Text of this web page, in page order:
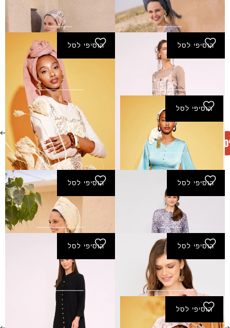
שמלת אדרת - כחול
₪280.00₪140.00
שמלת איילת - שמנת
280.00₪
הוסיפי לסל
שמלת אימרי - ירוק
₪180.00
הוסיפי לסל
שמלת אימרי - צהוב
₪180.00
הוסיפי לסל
שמלת אלוני
₪275.00
הוסיפי לסל
שמלת דורון - סגול
260.00₪182.00
הוסיפי לסל
שמלת הזורע - ירוק-בהיר
₪250.00₪ 125.00
הוסיפי לסל
שמלת הזורע - ורוד
250.00₪125.00
הוסיפי לסל
שמלת חג - שחור
240.00
הוסיפי לסל